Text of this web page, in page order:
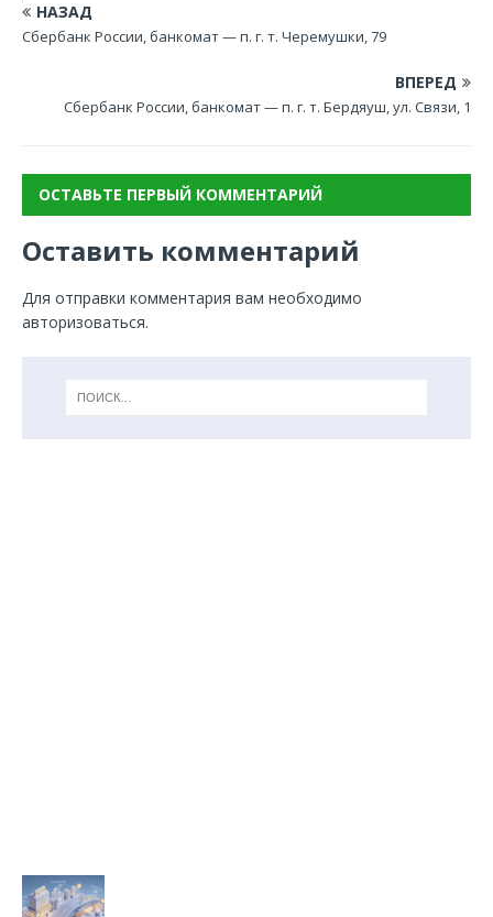
НАЗАД
Сбербанк России, банкомат — п. г. т. Черемушки, 79
ВПЕРЕД
Сбербанк России, банкомат — п. г. т. Бердяуш, ул. Связи, 1
ОСТАВЬТЕ ПЕРВЫЙ КОММЕНТАРИЙ
Оставить комментарий
Для отправки комментария вам необходимо
авторизоваться.